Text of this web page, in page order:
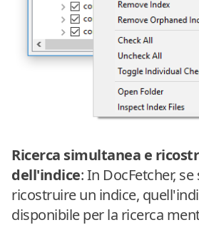
Ricerca simultanea e
dell'indice: In DocFetcher,
ricostruire un indice,
disponibile per la ricerca